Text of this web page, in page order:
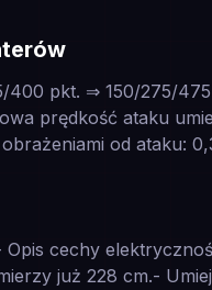
400 pkt. ⇒ 150/275/
prędkość ataku
od ataku:
cechy
już 228 cm.-